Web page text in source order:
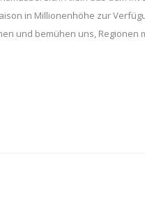
in Millionenhöhe zur
und bemühen uns,